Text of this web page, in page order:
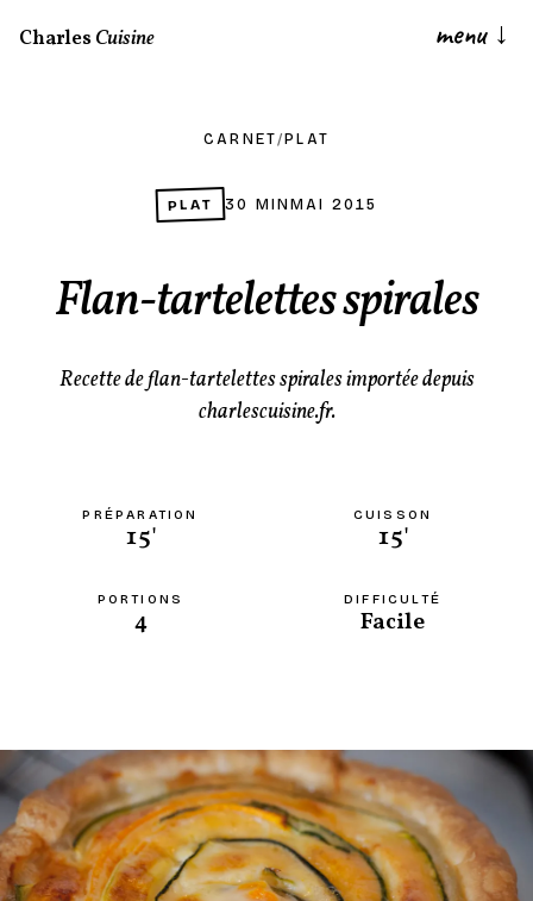
CharlesCuisine menu ↓
CARNET/ PLAT
PLAT 30 MINMAI 2015
Flan-tartelettes spirales
Recette de flan-tartelettes spirales importée depuis
charlescuisine.fr.
PRÉPARATION
15'
CUISSON
15'
PORTIONS
4
DIFFICULTÉ
Facile